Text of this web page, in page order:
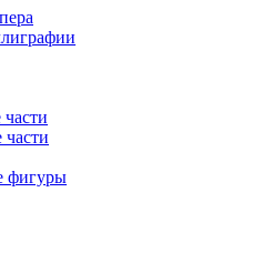
фигуры